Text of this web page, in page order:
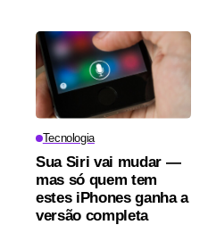
Tecnologia
Sua Siri vai mudar —
mas só quem tem
estes iPhones ganha a
versão completa